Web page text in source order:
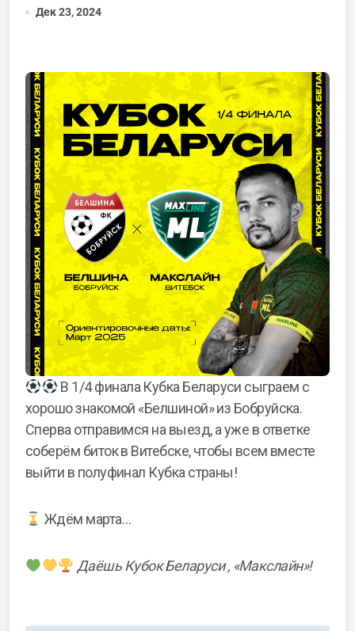
Дек 23, 2024
В 1/4 финала Кубка Беларуси сыграем с
хорошо знакомой «Белшиной» из Бобруйска.
Сперва отправимся на выезд, а уже в ответке
соберём биток в Витебске, чтобы всем вместе
выйти в полуфинал Кубка страны!
Ждём марта…
Даёшь Кубок Беларуси , «Макслайн»!